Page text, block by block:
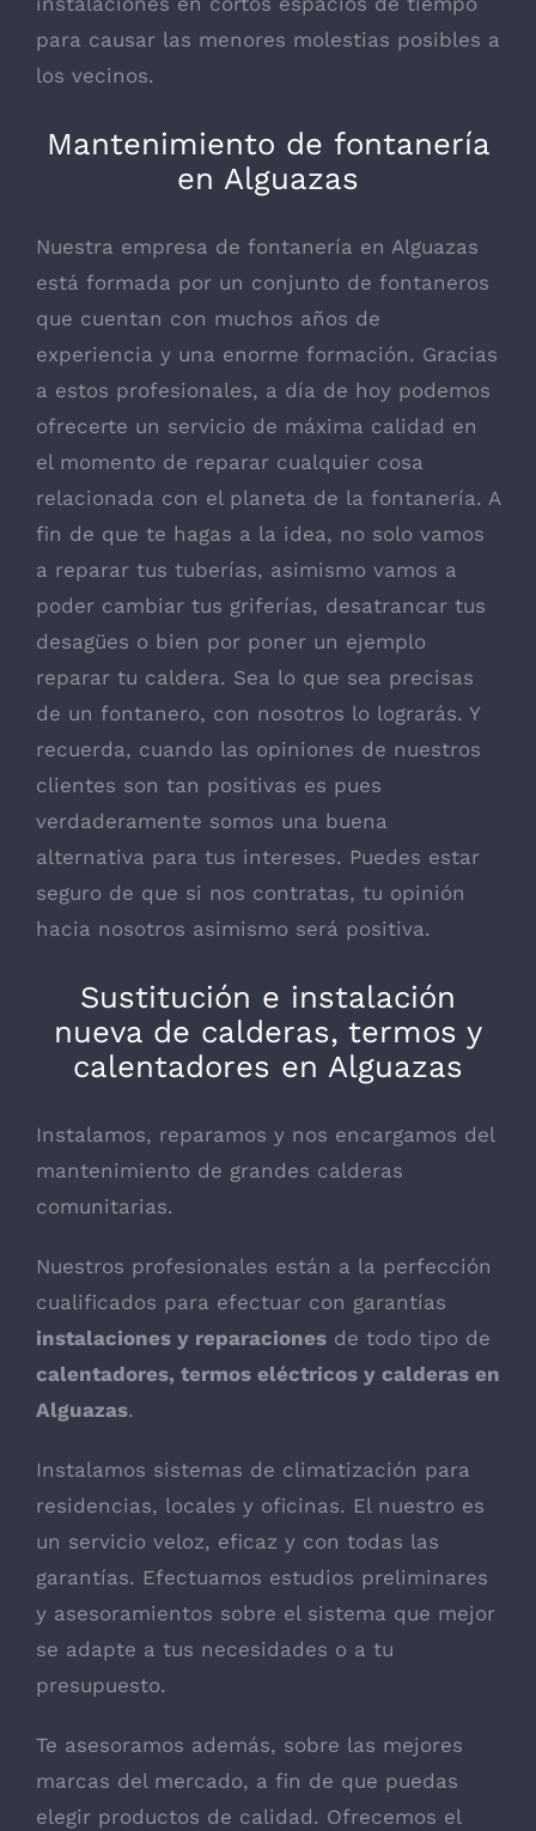
para causar las menores molestias posibles a
los vecinos.
Mantenimiento de fontanería
en Alguazas
Nuestra empresa de fontanería en Alguazas
está formada por un conjunto de fontaneros
que cuentan con muchos años de
experiencia y una enorme formación. Gracias
a estos profesionales, a día de hoy podemos
ofrecerte un servicio de máxima calidad en
el momento de reparar cualquier cosa
relacionada con el planeta de la fontanería. A
fin de que te hagas a la idea, no solo vamos
a reparar tus tuberías, asimismo vamos a
poder cambiar tus griferías, desatrancar tus
desagües o bien por poner un ejemplo
reparar tu caldera. Sea lo que sea precisas
de un fontanero, con nosotros lo lograrás. Y
recuerda, cuando las opiniones de nuestros
clientes son tan positivas es pues
verdaderamente somos una buena
alternativa para tus intereses. Puedes estar
seguro de que si nos contratas, tu opinión
hacia nosotros asimismo será positiva.
Sustitución e instalación
nueva de calderas, termos y
calentadores en Alguazas
Instalamos, reparamos y nos encargamos del
mantenimiento de grandes calderas
comunitarias.
Nuestros profesionales están a la perfección
cualificados para efectuar con garantías
instalaciones y reparaciones de todo tipo de
calentadores, termos eléctricos y calderas en
Alguazas.
Instalamos sistemas de climatización para
residencias, locales y oficinas. El nuestro es
un servicio veloz, eficaz y con todas las
garantías. Efectuamos estudios preliminares
y asesoramientos sobre el sistema que mejor
se adapte a tus necesidades o a tu
presupuesto.
Te asesoramos además, sobre las mejores
marcas del mercado, a fin de que puedas
elegir productos de calidad. Ofrecemos el